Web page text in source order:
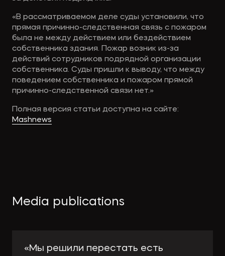
«В рассматриваемом деле суды установили, что
прямая причинно-следственная связь с пожаром
была не между действием или бездействием
собственника здания. Пожар возник из-за
действий сотрудников подрядной организации
собственника. Суды пришли к выводу, что между
поведением собственника и пожаром прямой
причинно-следственной связи нет.»
Полная версия статьи доступна на сайте:
Mashnews
Media publications
«Мы решили перестать есть